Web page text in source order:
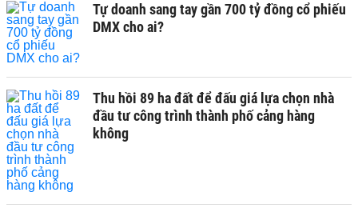
Tự doanh sang tay gần 700 tỷ đồng cổ phiếu
DMX cho ai?
Thu hồi 89 ha đất để đấu giá lựa chọn nhà
đầu tư công trình thành phố cảng hàng
không